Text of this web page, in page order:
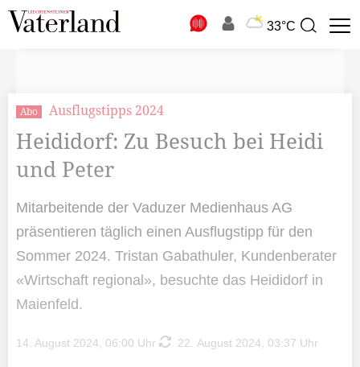
33°C
Suchbegriff
Abo Ausflugstipps 2024
Heididorf: Zu Besuch bei Heidi
und Peter
Mitarbeitende der Vaduzer Medienhaus AG
präsentieren täglich einen Ausflugstipp für den
Sommer 2024. Tristan Gabathuler, Kundenberater
«Wirtschaft regional», besuchte das Heididorf in
Maienfeld.
14. August 2024, 06:00 Uhr 22. August 2024, 03:37 Uhr